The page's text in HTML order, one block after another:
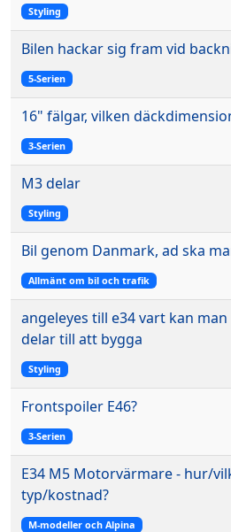
Styling
Bilen hackar sig fram vid
5-Serien
16" fälgar, vilken
3-Serien
M3 delar
Styling
Bil genom Danmark, ad ska
Allmänt om bil och trafik
angeleyes till e34 vart kan
delar till att bygga
Styling
Frontspoiler E46?
3-Serien
E34 M5 Motorvärmare - hur/
typ/kostnad?
M-modeller och Alpina